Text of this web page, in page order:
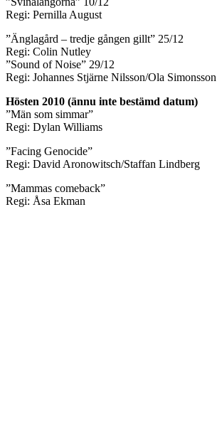
Regi: Pernilla August
”Änglagård – tredje gången gillt” 25/12
Regi: Colin Nutley
”Sound of Noise” 29/12
Regi: Johannes Stjärne Nilsson/Ola Simonsson
Hösten 2010 (ännu inte bestämd datum)
”Män som simmar”
Regi: Dylan Williams
”Facing Genocide”
Regi: David Aronowitsch/Staffan Lindberg
”Mammas comeback”
Regi: Åsa Ekman